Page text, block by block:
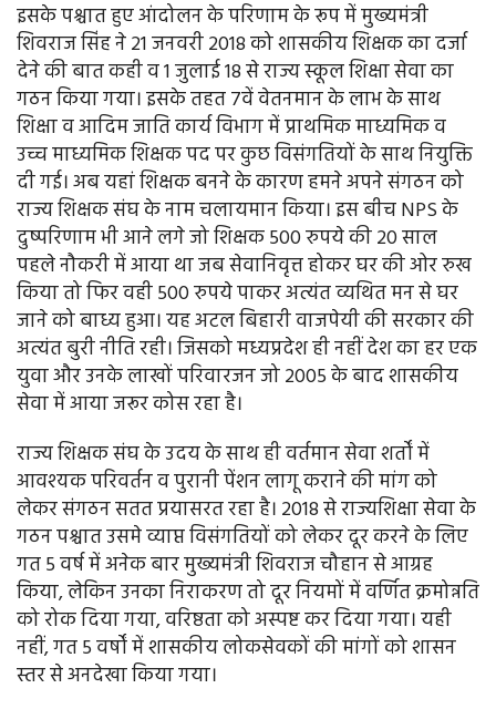
इसके पश्चात हुए आंदोलन के परिणाम के रूप में मुख्यमंत्री
शिवराज सिंह ने 21 जनवरी 2018 को शासकीय शिक्षक का दर्जा
देने की बात कही व 1 जुलाई 18 से राज्य स्कूल शिक्षा सेवा का
गठन किया गया। इसके तहत 7वें वेतनमान के लाभ के साथ
शिक्षा व आदिम जाति कार्य विभाग में प्राथमिक माध्यमिक व
उच्च माध्यमिक शिक्षक पद पर कुछ विसंगतियों के साथ नियुक्ति
दी गई। अब यहां शिक्षक बनने के कारण हमने अपने संगठन को
राज्य शिक्षक संघ के नाम चलायमान किया। इस बीच NPS के
दुष्परिणाम भी आने लगे जो शिक्षक 500 रुपये की 20 साल
पहले नौकरी में आया था जब सेवानिवृत्त होकर घर की ओर रुख
किया तो फिर वही 500 रुपये पाकर अत्यंत व्यथित मन से घर
जाने को बाध्य हुआ। यह अटल बिहारी वाजपेयी की सरकार की
अत्यंत बुरी नीति रही। जिसको मध्यप्रदेश ही नहीं देश का हर एक
युवा और उनके लाखों परिवारजन जो 2005 के बाद शासकीय
सेवा में आया जरूर कोस रहा है।
राज्य शिक्षक संघ के उदय के साथ ही वर्तमान सेवा शर्तों में
आवश्यक परिवर्तन व पुरानी पेंशन लागू कराने की मांग को
लेकर संगठन सतत प्रयासरत रहा है। 2018 से राज्यशिक्षा सेवा के
गठन पश्चात उसमे व्याप्त विसंगतियों को लेकर दूर करने के लिए
गत 5 वर्ष में अनेक बार मुख्यमंत्री शिवराज चौहान से आग्रह
किया, लेकिन उनका निराकरण तो दूर नियमों में वर्णित क्रमोन्नति
को रोक दिया गया, वरिष्ठता को अस्पष्ट कर दिया गया। यही
नहीं, गत 5 वर्षों में शासकीय लोकसेवकों की मांगों को शासन
स्तर से अनदेखा किया गया।